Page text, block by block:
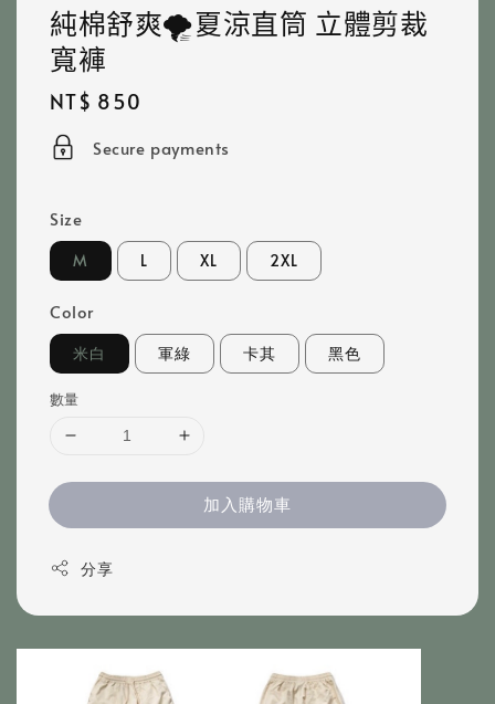
純棉舒爽🌪️夏涼直筒 立體剪裁
寬褲
Regular
price
NT$ 850
Secure payments
Size
M L XL 2XL
Color
米白 軍綠 卡其 黑色
數量
加入購物車
分享